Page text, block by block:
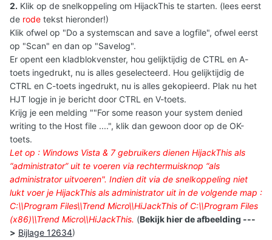
2. Klik op de snelkoppeling om HijackThis te starten. (lees eerst
de rode tekst hieronder!)
Klik ofwel op "Do a systemscan and save a logfile", ofwel eerst
op "Scan" en dan op "Savelog".
Er opent een kladblokvenster, hou gelijktijdig de CTRL en A-
toets ingedrukt, nu is alles geselecteerd. Hou gelijktijdig de
CTRL en C-toets ingedrukt, nu is alles gekopieerd. Plak nu het
HJT logje in je bericht door CTRL en V-toets.
Krijg je een melding ""For some reason your system denied
writing to the Host file ....", klik dan gewoon door op de OK-
toets.
Let op : Windows Vista & 7 gebruikers dienen HijackThis als
“administrator” uit te voeren via rechtermuisknop “als
administrator uitvoeren". Indien dit via de snelkoppeling niet
lukt voer je HijackThis als administrator uit in de volgende map :
C:\\Program Files\\Trend Micro\\HiJackThis of C:\\Program Files
(x86)\\Trend Micro\\HiJackThis. (Bekijk hier de afbeelding ---
> Bijlage 12634)